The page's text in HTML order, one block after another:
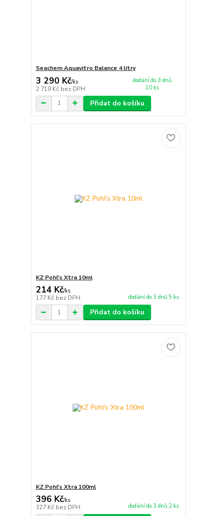
Seachem Aquavitro Balance 4 litry
3 290 Kč/ks
2 719 Kč bez DPH
dodání do 3 dnů
10 ks
Přidat do košíku
KZ Pohl's Xtra 10ml
214 Kč/ks
177 Kč bez DPH dodání do 3 dnů 5 ks
Přidat do košíku
KZ Pohl's Xtra 100ml
396 Kč/ks
327 Kč bez DPH dodání do 3 dnů 2 ks